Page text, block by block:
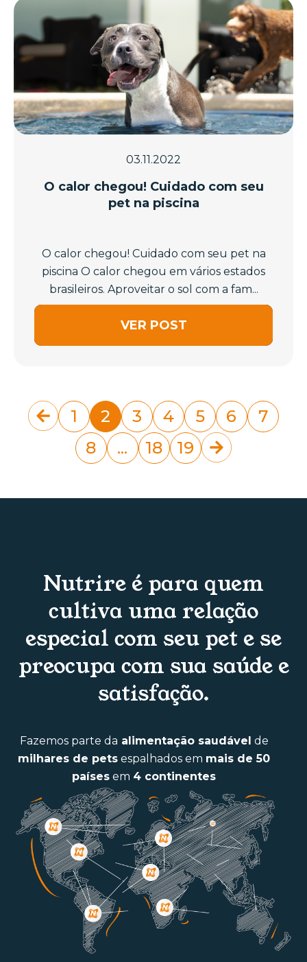
03.11.2022
O calor chegou! Cuidado com seu
pet na piscina
O calor chegou! Cuidado com seu pet na
piscina O calor chegou em vários estados
brasileiros. Aproveitar o sol com a fam...
VER POST
1 2 3 4 5 6
7
8
... 18 19
Nutrire é para quem
cultiva uma relação
especial com seu pet e se
preocupa com sua saúde e
satisfação.
Fazemos parte da alimentação saudável de
milhares de pets espalhados em mais de 50
países em 4 continentes